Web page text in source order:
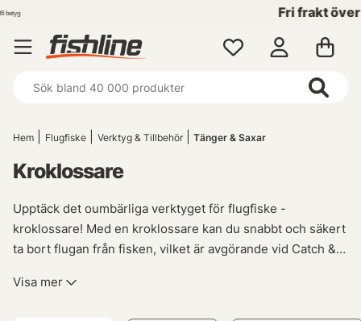
Hem Flugfiske Verktyg & Tillbehör Tänger & Saxar
Kroklossare
Upptäck det oumbärliga verktyget för flugfiske -
kroklossare! Med en kroklossare kan du snabbt och säkert
ta bort flugan från fisken, vilket är avgörande vid Catch &
kroklossare som passar alla dina behov inom flugfiske. Välj
Visa mer